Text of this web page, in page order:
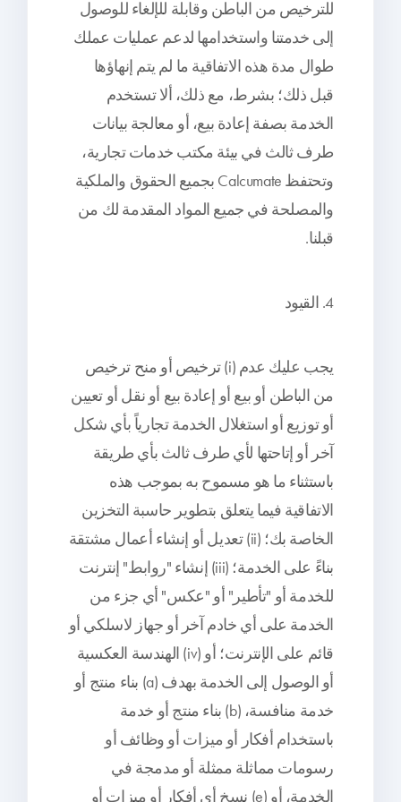
للترخيص من الباطن وقابلة للإلغاء للوصول
إلى خدمتنا واستخدامها لدعم عمليات عملك
طوال مدة هذه الاتفاقية ما لم يتم إنهاؤها
قبل ذلك؛ بشرط، مع ذلك، ألا تستخدم
الخدمة بصفة إعادة بيع، أو معالجة بيانات
طرف ثالث في بيئة مكتب خدمات تجارية،
وتحتفظ Calcumate بجميع الحقوق والملكية
والمصلحة في جميع المواد المقدمة لك من
قبلنا.
4. القيود
يجب عليك عدم (i) ترخيص أو منح ترخيص
من الباطن أو بيع أو إعادة بيع أو نقل أو تعيين
أو توزيع أو استغلال الخدمة تجارياً بأي شكل
آخر أو إتاحتها لأي طرف ثالث بأي طريقة
باستثناء ما هو مسموح به بموجب هذه
الاتفاقية فيما يتعلق بتطوير حاسبة التخزين
الخاصة بك؛ (ii) تعديل أو إنشاء أعمال مشتقة
بناءً على الخدمة؛ (iii) إنشاء "روابط" إنترنت
للخدمة أو "تأطير" أو "عكس" أي جزء من
الخدمة على أي خادم آخر أو جهاز لاسلكي أو
قائم على الإنترنت؛ أو (iv) الهندسة العكسية
أو الوصول إلى الخدمة بهدف (a) بناء منتج أو
خدمة منافسة، (b) بناء منتج أو خدمة
باستخدام أفكار أو ميزات أو وظائف أو
رسومات مماثلة ممثلة أو مدمجة في
الخدمة، أو (e) نسخ أي أفكار أو ميزات أو